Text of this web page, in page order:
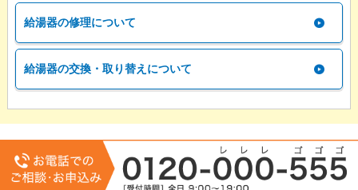
給湯器の修理について
給湯器の交換・取り替えについて